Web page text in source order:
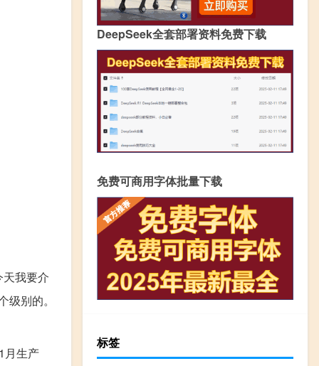
我要介
别的。
月生产
DeepSeek全套部署资料免费下载
免费可商用字体批量下载
标签